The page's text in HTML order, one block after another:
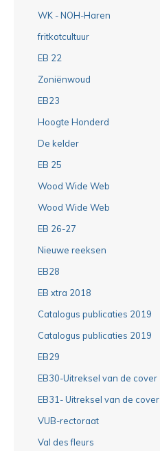
WK - NOH-Haren
fritkotcultuur
EB 22
Zoniënwoud
EB23
Hoogte Honderd
De kelder
EB 25
Wood Wide Web
Wood Wide Web
EB 26-27
Nieuwe reeksen
EB28
EB xtra 2018
Catalogus publicaties 2019
Catalogus publicaties 2019
EB29
EB30-Uitreksel van de cover
EB31- Uitreksel van de cover
VUB-rectoraat
Val des fleurs